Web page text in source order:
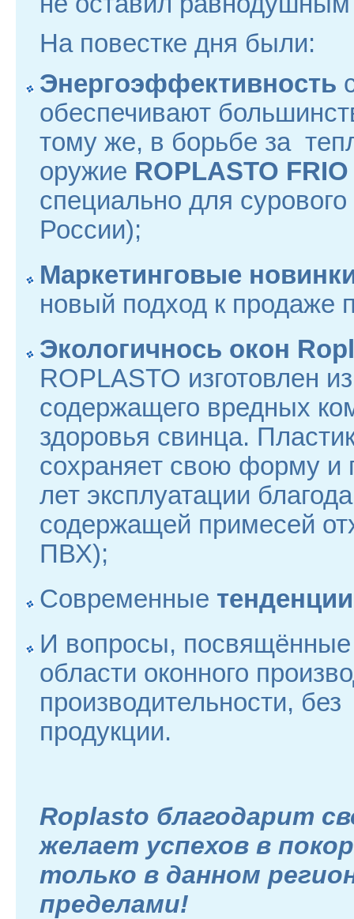
На повестке дня были:
Энергоэффективность
обеспечивают
тому же, в борьбе за
оружие ROPLASTO FRIO
специально для
Маркетинговые
новый подход к продаже
Экологичнось окон
ROPLASTO изготовлен
содержащего вредных
здоровья свинца.
сохраняет свою форму и
лет эксплуатации
содержащей примесей
Современные
И вопросы,
области оконного
производительности,
продукции.
Roplasto благодарит
желает успехов в
только в данном
пределами!